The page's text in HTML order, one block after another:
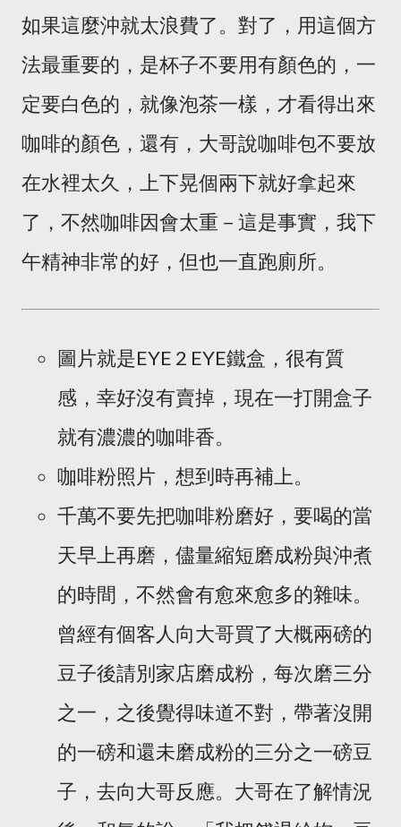
如果這麼沖就太浪費了。對了，用這個方
法最重要的，是杯子不要用有顏色的，一
定要白色的，就像泡茶一樣，才看得出來
咖啡的顏色，還有，大哥說咖啡包不要放
在水裡太久，上下晃個兩下就好拿起來
了，不然咖啡因會太重－這是事實，我下
午精神非常的好，但也一直跑廁所。
圖片就是EYE 2 EYE鐵盒，很有質
感，幸好沒有賣掉，現在一打開盒子
就有濃濃的咖啡香。
咖啡粉照片，想到時再補上。
千萬不要先把咖啡粉磨好，要喝的當
天早上再磨，儘量縮短磨成粉與沖煮
的時間，不然會有愈來愈多的雜味。
曾經有個客人向大哥買了大概兩磅的
豆子後請別家店磨成粉，每次磨三分
之一，之後覺得味道不對，帶著沒開
的一磅和還未磨成粉的三分之一磅豆
子，去向大哥反應。大哥在了解情況